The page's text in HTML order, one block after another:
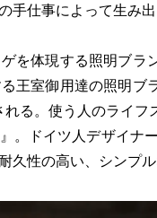
手仕事によって生み出
を体現する照明ブラ
王室御用達の照明ブ
れる。使う人のライ
。ドイツ人デザイナ
久性の高い、シンプル